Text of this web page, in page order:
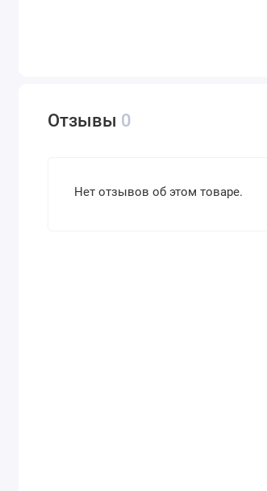
Отзывы 0
Нет отзывов об этом товаре.